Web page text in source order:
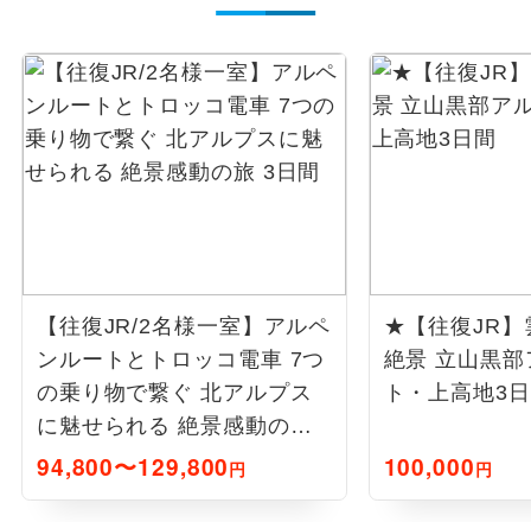
【往復JR/2名様一室】アルペ
ンルートとトロッコ電車 7つ
の乗り物で繋ぐ 北アルプス
に魅せられる 絶景感動の旅
3日間
94,800〜129,800円
★【往復JR】
絶景 立山黒
ト・上高地3
100,000円